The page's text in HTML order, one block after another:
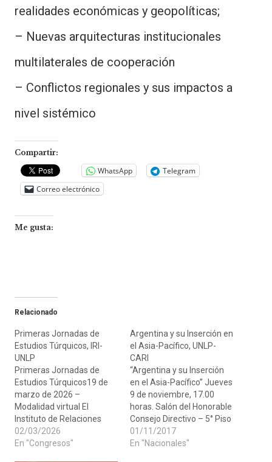
realidades económicas y geopolíticas;
– Nuevas arquitecturas institucionales
multilaterales de cooperación
– Conflictos regionales y sus impactos a
nivel sistémico
Compartir:
WhatsApp
Telegram
Correo electrónico
Me gusta:
Relacionado
Primeras Jornadas de
Estudios Túrquicos, IRI-
UNLP
Primeras Jornadas de
Estudios Túrquicos19 de
marzo de 2026 –
Modalidad virtual El
Instituto de Relaciones
Internacionales (IRI) de la
Universidad Nacional de La
02/03/2026
En "Congresos"
Argentina y su Inserción en
el Asia-Pacífico, UNLP-
CARI
“Argentina y su Inserción
en el Asia-Pacífico” Jueves
9 de noviembre, 17.00
horas. Salón del Honorable
Consejo Directivo – 5° Piso
Facultad de Ciencias
Jurídicas y Sociales – Calle
01/11/2017
En "Nacionales"